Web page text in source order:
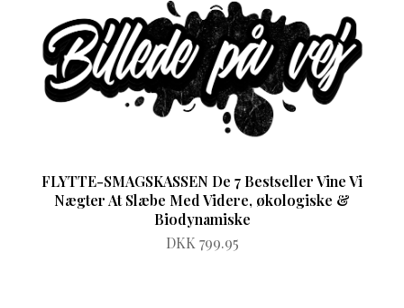
FLYTTE-SMAGSKASSEN De 7 Bestseller Vine Vi
Nægter At Slæbe Med Videre, økologiske &
Biodynamiske
DKK 799.95